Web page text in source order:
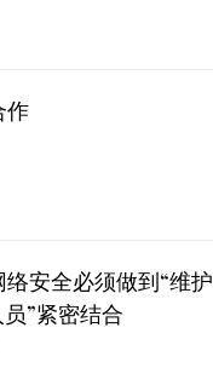
作
安全必须做到“维护
”紧密结合